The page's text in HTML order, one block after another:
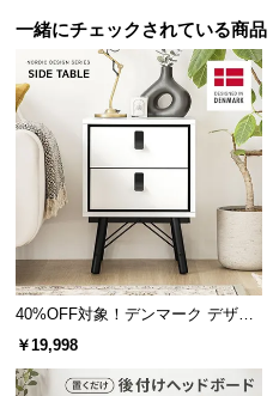
つ
て
小
型
商
品
送
に
つ
い
一緒にチェックされている商品
40%OFF対象！デンマーク デザイ
ン サイドテーブル
￥19,998